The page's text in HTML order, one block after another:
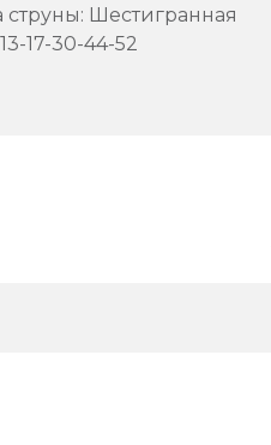
Шестигранная
17-30-44-52